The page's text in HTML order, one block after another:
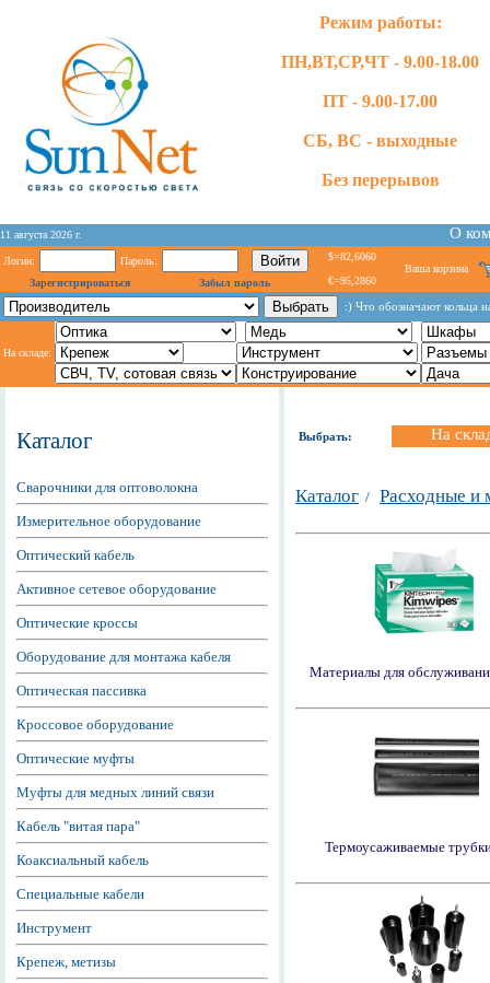
Режим работы:
ПН,ВТ,СР,ЧТ - 9.00-18.00
ПТ - 9.00-17.00
СБ, ВС - выходные
Без перерывов
11 августа 2026 г. О
Логин:
Пароль:
Зарегистрироваться
Забыл пароль
$=82,6060
€=95,2860
Ваша корзина
:) Что обозначают кольца
На складе:
Каталог
Сварочники для оптоволокна
Измерительное оборудование
Оптический кабель
Активное сетевое оборудование
Оптические кроссы
Оборудование для монтажа кабеля
Оптическая пассивка
Кроссовое оборудование
Оптические муфты
Муфты для медных линий связи
Кабель "витая пара"
Коаксиальный кабель
Специальные кабели
Инструмент
Крепеж, метизы
Выбрать: На
Каталог / Расходные и
Материалы для
Термоусаживаемые